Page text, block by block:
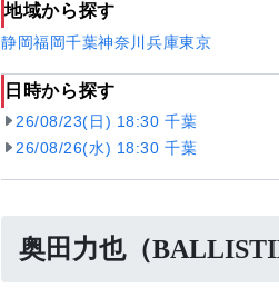
地域から探す
静岡福岡千葉神奈川兵庫東京
日時から探す
26/08/23(日) 18:30 千葉
26/08/26(水) 18:30 千葉
奥田力也（